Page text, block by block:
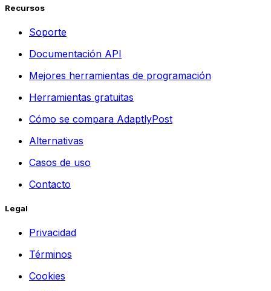
Recursos
Soporte
Documentación API
Mejores herramientas de programación
Herramientas gratuitas
Cómo se compara AdaptlyPost
Alternativas
Casos de uso
Contacto
Legal
Privacidad
Términos
Cookies